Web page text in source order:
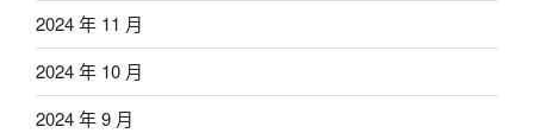
2024 年 11 月
2024 年 10 月
2024 年 9 月